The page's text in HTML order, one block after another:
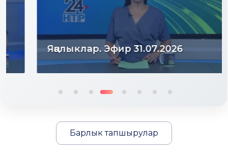
Яңалыклар. Эфир 31.07.2026
Барлык тапшырулар